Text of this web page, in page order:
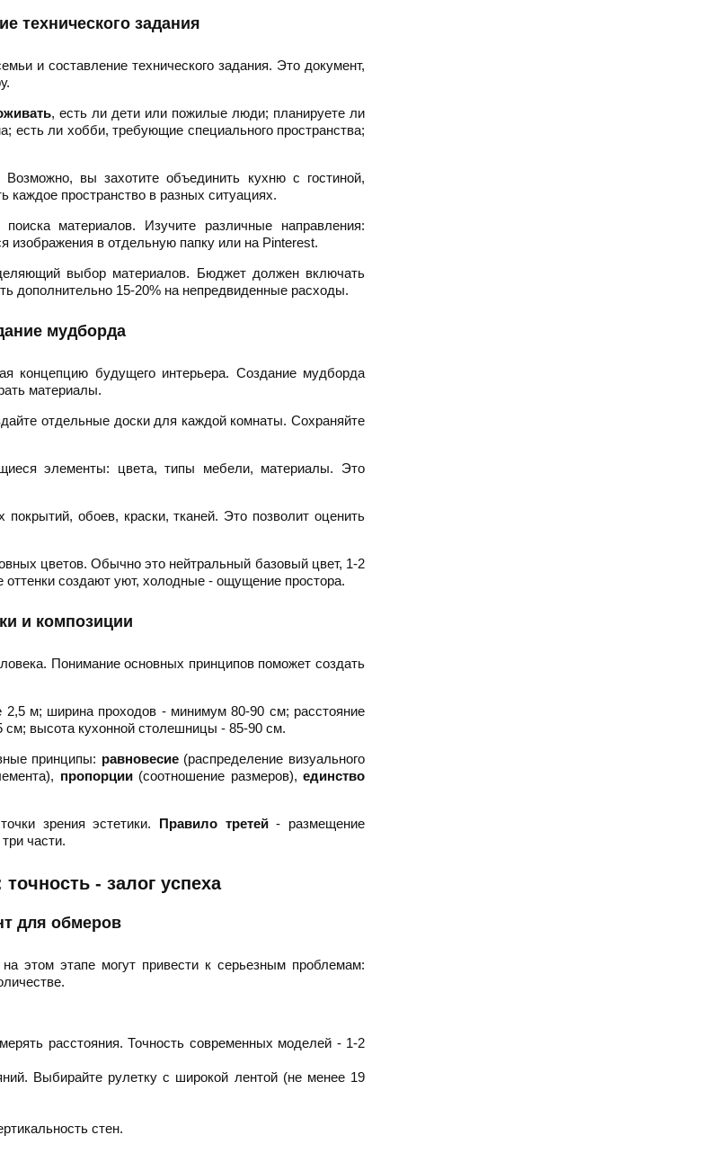
технического задания
и составление технического задания. Это документ,
, есть ли дети или пожилые люди; планируете ли
есть ли хобби, требующие специального пространства;
вы захотите объединить кухню с гостиной,
каждое пространство в разных ситуациях.
материалов. Изучите различные направления:
изображения в отдельную папку или на Pinterest.
выбор материалов. Бюджет должен включать
дополнительно 15-20% на непредвиденные расходы.
мудборда
концепцию будущего интерьера. Создание мудборда
материалы.
отдельные доски для каждой комнаты. Сохраняйте
элементы: цвета, типы мебели, материалы. Это
обоев, краски, тканей. Это позволит оценить
цветов. Обычно это нейтральный базовый цвет, 1-2
создают уют, холодные - ощущение простора.
и композиции
Понимание основных принципов поможет создать
2,5 м; ширина проходов - минимум 80-90 см; расстояние
высота кухонной столешницы - 85-90 см.
принципы: равновесие(распределение визуального
пропорции(соотношение размеров),единство
зрения эстетики. Правило третей- размещение
части.
- залог успеха
для обмеров
этом этапе могут привести к серьезным проблемам:
расстояния. Точность современных моделей - 1-2
Выбирайте рулетку с широкой лентой (не менее 19
стен.